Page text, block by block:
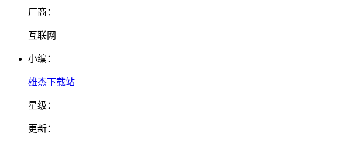
厂商：
互联网
小编：
雄杰下载站
星级：
更新：